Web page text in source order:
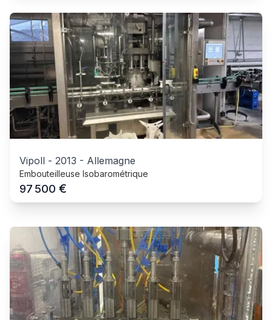
Vipoll - 2013 - Allemagne
Embouteilleuse Isobarométrique
97 500 €